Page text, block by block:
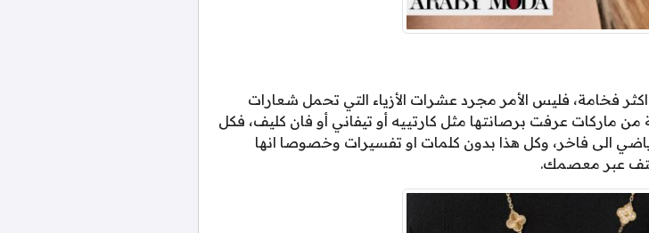
فخامة، فليس الأمر مجرد عشرات الأزياء التي تحمل شعارات
من ماركات عرفت برصانتها مثل كارتييه أو تيفاني أو فان كليف، فكل
الى فاخر، وكل هذا بدون كلمات او تفسيرات وخصوصا انها
عبر معصمك.